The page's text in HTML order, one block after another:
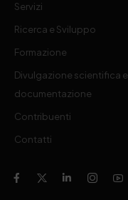
Servizi
Ricerca e Sviluppo
Formazione
Divulgazione scientifica e
documentazione
Contribuenti
Contatti